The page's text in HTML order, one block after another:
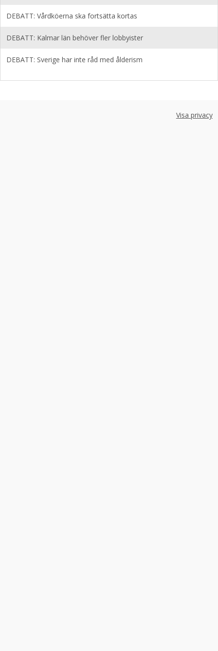
DEBATT: Vårdköerna ska fortsätta kortas
DEBATT: Kalmar län behöver fler lobbyister
DEBATT: Sverige har inte råd med ålderism
Visa privacy